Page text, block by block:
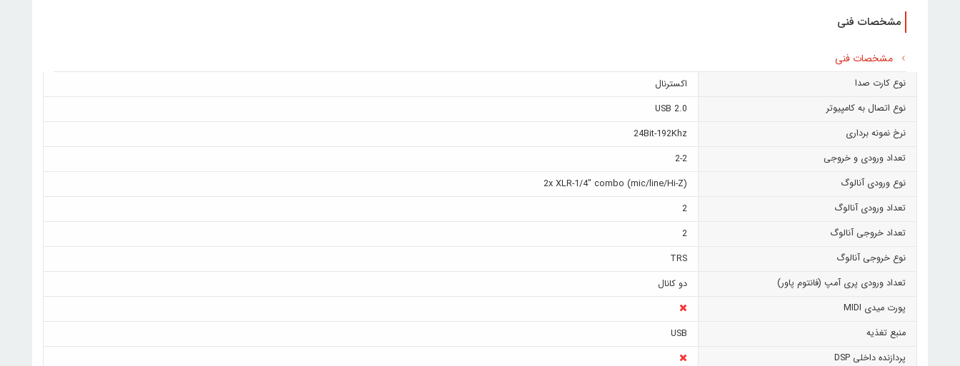
مشخصات فنی
مشخصات فنی
نوع کارت صدا
اکسترنال
نوع اتصال به کامپیوتر
USB 2.0
نرخ نمونه برداری
24Bit-192Khz
تعداد ورودی و خروجی
2-2
نوع ورودی آنالوگ
2x XLR-1/4" combo (mic/line/Hi-Z)
تعداد ورودی آنالوگ
2
تعداد خروجی آنالوگ
2
نوع خروجی آنالوگ
TRS
تعداد ورودی پری آمپ (فانتوم پاور)
دو کانال
پورت میدی MIDI
منبع تغذیه
USB
پردازنده داخلی DSP